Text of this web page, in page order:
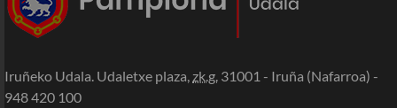
Iruñeko Udala. Udaletxe plaza, zk.g. 31001 - Iruña (Nafarroa) -
948 420 100